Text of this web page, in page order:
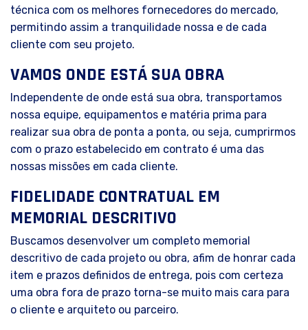
técnica com os melhores fornecedores do mercado,
permitindo assim a tranquilidade nossa e de cada
cliente com seu projeto.
VAMOS ONDE ESTÁ SUA OBRA
Independente de onde está sua obra, transportamos
nossa equipe, equipamentos e matéria prima para
realizar sua obra de ponta a ponta, ou seja, cumprirmos
com o prazo estabelecido em contrato é uma das
nossas missões em cada cliente.
FIDELIDADE CONTRATUAL EM
MEMORIAL DESCRITIVO
Buscamos desenvolver um completo memorial
descritivo de cada projeto ou obra, afim de honrar cada
item e prazos definidos de entrega, pois com certeza
uma obra fora de prazo torna-se muito mais cara para
o cliente e arquiteto ou parceiro.